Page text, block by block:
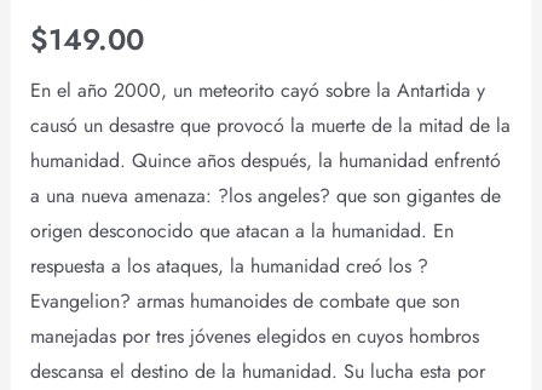
$149.00
En el año 2000, un meteorito cayó sobre la Antartida y
causó un desastre que provocó la muerte de la mitad de la
humanidad. Quince años después, la humanidad enfrentó
a una nueva amenaza: ?los angeles? que son gigantes de
origen desconocido que atacan a la humanidad. En
respuesta a los ataques, la humanidad creó los ?
Evangelion? armas humanoides de combate que son
manejadas por tres jóvenes elegidos en cuyos hombros
descansa el destino de la humanidad. Su lucha esta por